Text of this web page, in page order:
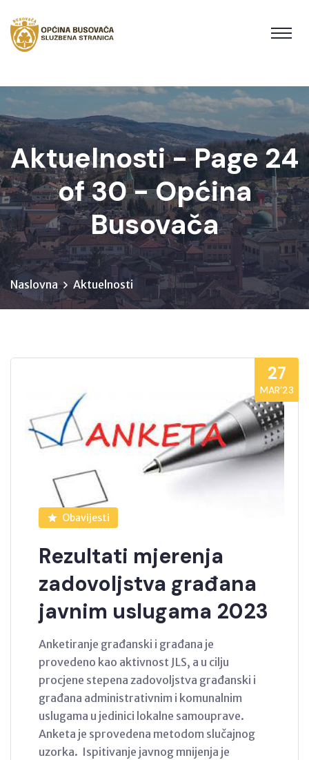
Aktuelnosti - Page 24
of 30 - Općina
Busovača
Naslovna Aktuelnosti
27
MAR’23
Obavijesti
Rezultati mjerenja
zadovoljstva građana
javnim uslugama 2023
Anketiranje građanski i građana je
provedeno kao aktivnost JLS, a u cilju
procjene stepena zadovoljstva građanski i
građana administrativnim i komunalnim
uslugama u jedinici lokalne samouprave.
Anketa je sprovedena metodom slučajnog
uzorka. Ispitivanje javnog mnijenja je